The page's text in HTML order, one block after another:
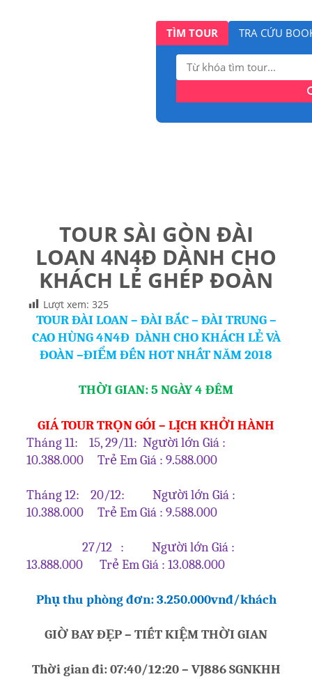
TÌM TOUR TRA CỨU
Tìm
kiếm:
TOUR SÀI GÒN ĐÀI
LOAN 4N4Đ DÀNH CHO
KHÁCH LẺ GHÉP ĐOÀN
Lượt xem: 325
TOUR ĐÀI LOAN – ĐÀI BẮC – ĐÀI TRUNG –
CAO HÙNG 4N4Đ DÀNH CHO KHÁCH LẺ VÀ
ĐOÀN –ĐIỂM ĐẾN HOT NHẤT NĂM 2018
THỜI GIAN: 5 NGÀY 4 ĐÊM
GIÁ TOUR TRỌN GÓI – LỊCH KHỞI HÀNH
Tháng 11: 15, 29/11: Người lớn Giá :
10.388.000 Trẻ Em Giá : 9.588.000
Tháng 12: 20/12: Người lớn Giá :
10.388.000 Trẻ Em Giá : 9.588.000
27/12 : Người lớn Giá :
13.888.000 Trẻ Em Giá : 13.088.000
Phụ thu phòng đơn: 3.250.000vnđ/khách
GIỜ BAY ĐẸP – TIẾT KIỆM THỜI GIAN
Thời gian đi: 07:40/12:20 – VJ886 SGNKHH